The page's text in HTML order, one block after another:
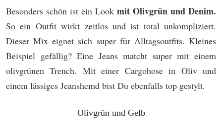
Besonders schön ist ein Look mit Olivgrün und Denim.
So ein Outfit wirkt zeitlos und ist total unkompliziert.
Dieser Mix eignet sich super für Alltagsoutfits. Kleines
Beispiel gefällig? Eine Jeans matcht super mit einem
olivgrünen Trench. Mit einer Cargohose in Oliv und
einem lässiges Jeanshemd bist Du ebenfalls top gestylt.
Olivgrün und Gelb